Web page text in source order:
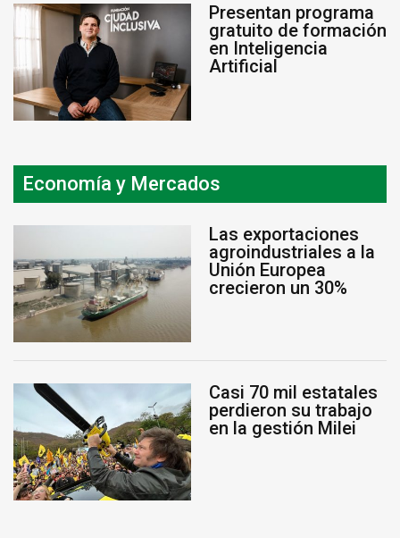
Presentan programa
gratuito de formación
en Inteligencia
Artificial
Economía y Mercados
Las exportaciones
agroindustriales a la
Unión Europea
crecieron un 30%
Casi 70 mil estatales
perdieron su trabajo
en la gestión Milei